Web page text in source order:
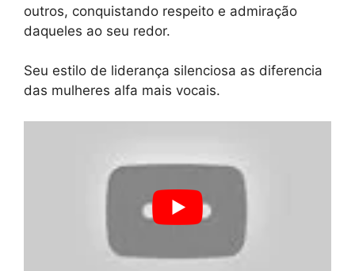
outros, conquistando respeito e admiração
daqueles ao seu redor.
Seu estilo de liderança silenciosa as diferencia
das mulheres alfa mais vocais.